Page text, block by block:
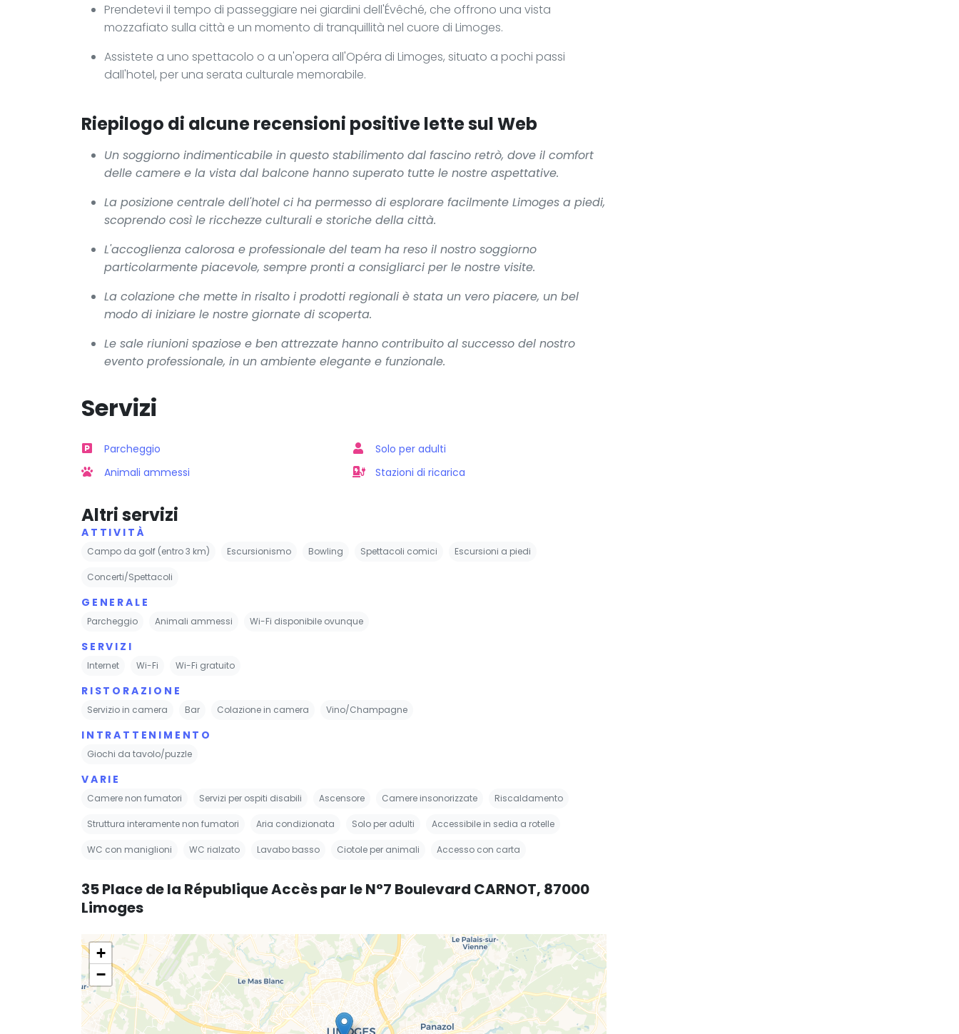
Prendetevi il tempo di passeggiare nei giardini dell'Évêché, che offrono una vista
mozzafiato sulla città e un momento di tranquillità nel cuore di Limoges.
Assistete a uno spettacolo o a un'opera all'Opéra di Limoges, situato a pochi passi
dall'hotel, per una serata culturale memorabile.
Riepilogo di alcune recensioni positive lette sul Web
Un soggiorno indimenticabile in questo stabilimento dal fascino retrò, dove il comfort
delle camere e la vista dal balcone hanno superato tutte le nostre aspettative.
La posizione centrale dell'hotel ci ha permesso di esplorare facilmente Limoges a piedi,
scoprendo così le ricchezze culturali e storiche della città.
L'accoglienza calorosa e professionale del team ha reso il nostro soggiorno
particolarmente piacevole, sempre pronti a consigliarci per le nostre visite.
La colazione che mette in risalto i prodotti regionali è stata un vero piacere, un bel
modo di iniziare le nostre giornate di scoperta.
Le sale riunioni spaziose e ben attrezzate hanno contribuito al successo del nostro
evento professionale, in un ambiente elegante e funzionale.
Servizi
Parcheggio
Animali ammessi
Solo per adulti
Stazioni di ricarica
Altri servizi
ATTIVITÀ
Campo da golf (entro 3 km) Escursionismo Bowling Spettacoli comici Escursioni a piedi
Concerti/Spettacoli
GENERALE
Parcheggio Animali ammessi Wi-Fi disponibile ovunque
SERVIZI
Internet Wi-Fi Wi-Fi gratuito
RISTORAZIONE
Servizio in camera Bar Colazione in camera Vino/Champagne
INTRATTENIMENTO
Giochi da tavolo/puzzle
VARIE
Camere non fumatori Servizi per ospiti disabili Ascensore Camere insonorizzate Riscaldamento
Struttura interamente non fumatori Aria condizionata Solo per adulti Accessibile in sedia a rotelle
WC con maniglioni WC rialzato Lavabo basso Ciotole per animali Accesso con carta
35 Place de la République Accès par le N°7 Boulevard CARNOT, 87000
Limoges
+
−